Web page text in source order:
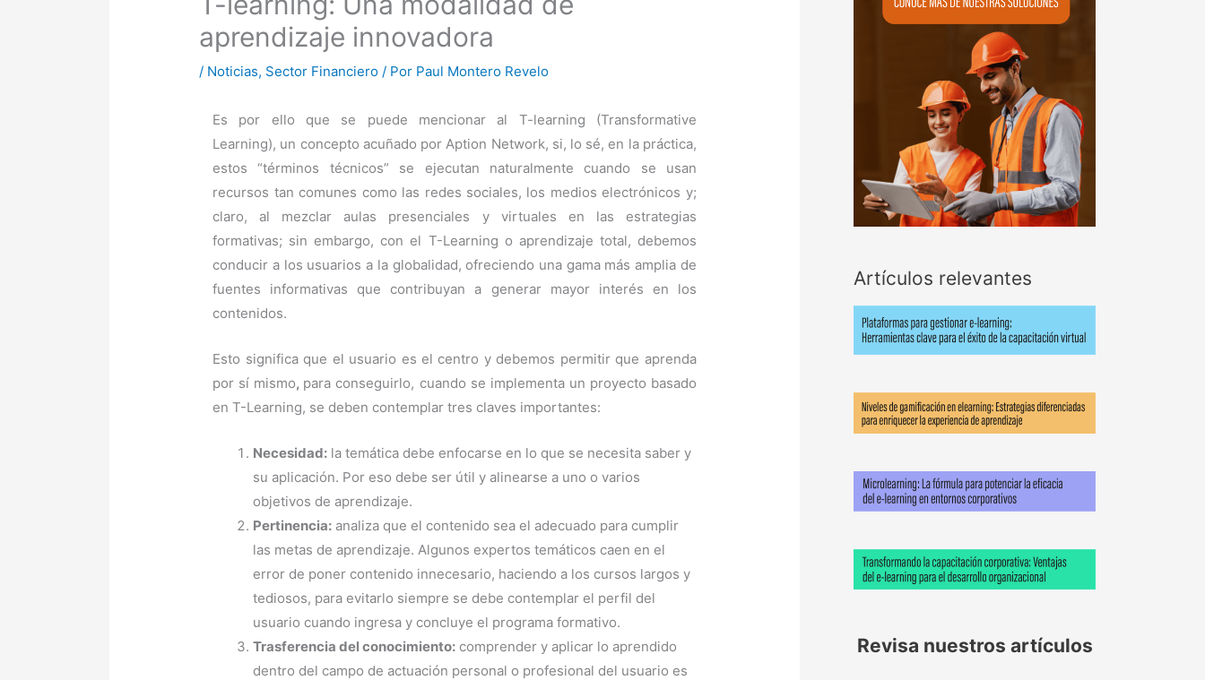
aprendizaje innovadora
/ Noticias, Sector Financiero / Por Paul Montero Revelo
Es por ello que se puede mencionar al T-learning (Transformative
Learning), un concepto acuñado por Aption Network, si, lo sé, en la práctica,
estos “términos técnicos” se ejecutan naturalmente cuando se usan
recursos tan comunes como las redes sociales, los medios electrónicos y;
claro, al mezclar aulas presenciales y virtuales en las estrategias
formativas; sin embargo, con el T-Learning o aprendizaje total, debemos
conducir a los usuarios a la globalidad, ofreciendo una gama más amplia de
fuentes informativas que contribuyan a generar mayor interés en los
contenidos.
Esto significa que el usuario es el centro y debemos permitir que aprenda
por sí mismo, para conseguirlo, cuando se implementa un proyecto basado
en T-Learning, se deben contemplar tres claves importantes:
Necesidad: la temática debe enfocarse en lo que se necesita saber y
su aplicación. Por eso debe ser útil y alinearse a uno o varios
objetivos de aprendizaje.
Pertinencia: analiza que el contenido sea el adecuado para cumplir
las metas de aprendizaje. Algunos expertos temáticos caen en el
error de poner contenido innecesario, haciendo a los cursos largos y
tediosos, para evitarlo siempre se debe contemplar el perfil del
usuario cuando ingresa y concluye el programa formativo.
Trasferencia del conocimiento: comprender y aplicar lo aprendido
dentro del campo de actuación personal o profesional del usuario es
Artículos relevantes
Revisa nuestros artículos